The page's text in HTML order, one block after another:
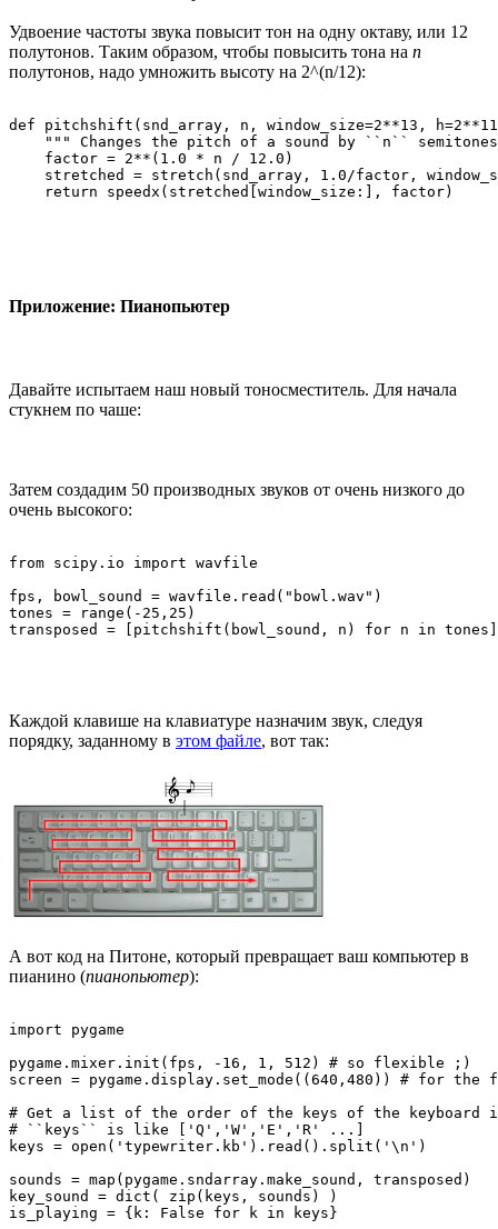
Удвоение частоты звука повысит тон на одну октаву, или 12
полутонов. Таким образом, чтобы повысить тона на n
полутонов, надо умножить высоту на 2^(n/12):
def pitchshift(snd_array, n, window_size=2**13,
""" Changes the pitch of a sound by ``n``
    factor = 2**(1.0 * n / 12.0)
stretched = stretch(snd_array, 1.0/factor,
    return speedx(stretched[window_size:], factor)
Приложение: Пианопьютер
Давайте испытаем наш новый тоносместитель. Для начала
стукнем по чаше:
Затем создадим 50 производных звуков от очень низкого до
очень высокого:
from scipy.io import wavfile
fps, bowl_sound = wavfile.read("bowl.wav")
tones = range(-25,25)
transposed = [pitchshift(bowl_sound, n) for n in tones]
Каждой клавише на клавиатуре назначим звук, следуя
порядку, заданному в этом файле, вот так:
А вот код на Питоне, который превращает ваш компьютер в
пианино (пианопьютер):
import pygame
pygame.mixer.init(fps, -16, 1, 512) # so flexible ;)
screen = pygame.display.set_mode((640,480)) # for the
# Get a list of the order of the keys of the keyboard
# ``keys`` is like ['Q','W','E','R' ...]
keys = open('typewriter.kb').read().split('\n')
sounds = map(pygame.sndarray.make_sound, transposed)
key_sound = dict( zip(keys, sounds) )
is_playing = {k: False for k in keys}